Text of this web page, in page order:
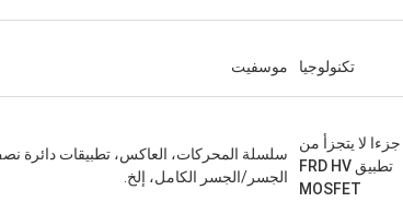
تكنولوجيا موسفيت
جزءا لا يتجزأ من
تطبيق FRD HV
MOSFET
سلسلة المحركات، العاكس، تطبيقات دائرة
الجسر/الجسر الكامل، إلخ.